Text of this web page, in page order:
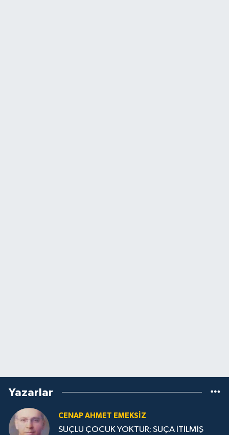
Yazarlar
CENAP AHMET EMEKSİZ
SUÇLU ÇOCUK YOKTUR; SUÇA İTİLMİŞ